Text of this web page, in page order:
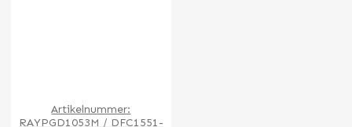
Artikelnummer:
RAYPGD1053M / DFC1551-